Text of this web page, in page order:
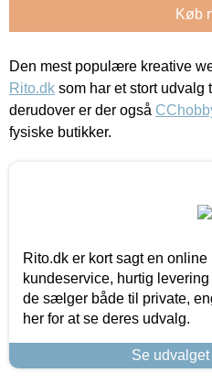
Køb
Den mest populære kreative
Rito.dk som har et stort udvalg
derudover er der også
fysiske butikker.
Rito.dk er kort sagt en
kundeservice, hurtig
de sælger både til private,
her for at se deres udvalg.
Se